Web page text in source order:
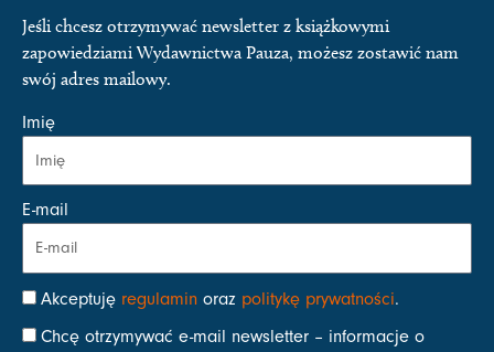
Jeśli chcesz otrzymywać newsletter z książkowymi
zapowiedziami Wydawnictwa Pauza, możesz zostawić nam
swój adres mailowy.
Imię
E-mail
Akceptuję regulamin oraz politykę prywatności.
Chcę otrzymywać e-mail newsletter – informacje o